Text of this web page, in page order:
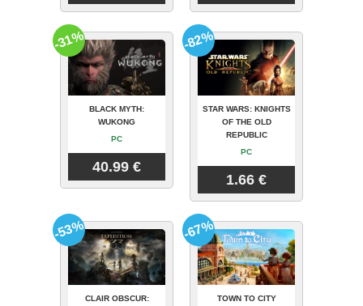
BLACK MYTH:
WUKONG
PC
40.99 €
-31%
STAR WARS: KNIGHTS
OF THE OLD
REPUBLIC
PC
1.66 €
-82%
CLAIR OBSCUR:
-53%
TOWN TO CITY
-67%